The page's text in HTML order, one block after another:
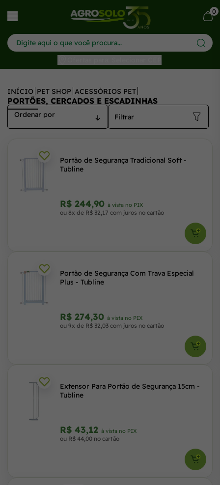
0
INÍCIO PET SHOP ACESSÓRIOS PET
PORTÕES, CERCADOS E ESCADINHAS
Filtrar
Portão de Segurança Tradicional Soft -
Tubline
R$ 244,90 à vista no PIX
ou 8x de R$ 32,17 com juros no cartão
Portão de Segurança Com Trava Especial
Plus - Tubline
R$ 274,30 à vista no PIX
ou 9x de R$ 32,03 com juros no cartão
Extensor Para Portão de Segurança 15cm -
Tubline
R$ 43,12 à vista no PIX
ou R$ 44,00 no cartão